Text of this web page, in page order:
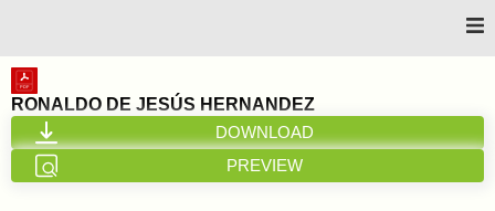
Inicio
Nosotros
RONALDO DE JESÚS HERNANDEZ
DOWNLOAD
PREVIEW